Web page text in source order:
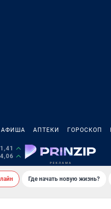
АФИША АПТЕКИ ГОРОСКОП
Где начать новую жизнь?